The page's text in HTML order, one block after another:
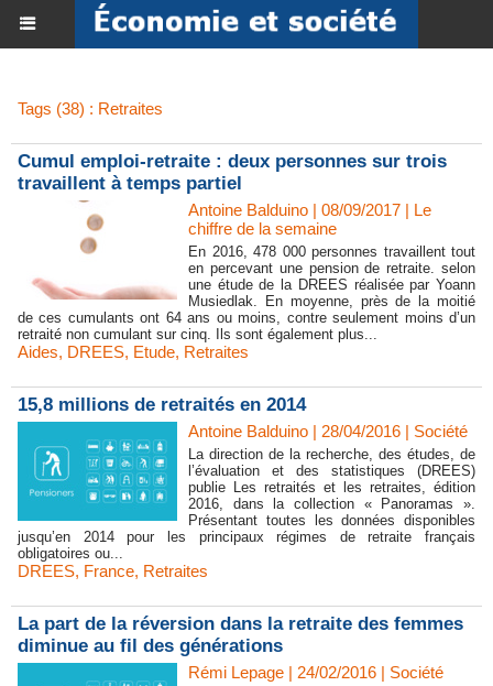
Tags (38) : Retraites
Cumul emploi-retraite : deux personnes sur trois
travaillent à temps partiel
Antoine Balduino | 08/09/2017 | Le
chiffre de la semaine
En 2016, 478 000 personnes travaillent tout
en percevant une pension de retraite. selon
une étude de la DREES réalisée par Yoann
Musiedlak. En moyenne, près de la moitié
de ces cumulants ont 64 ans ou moins, contre seulement moins d’un
retraité non cumulant sur cinq. Ils sont également plus...
Aides, DREES, Etude, Retraites
15,8 millions de retraités en 2014
Antoine Balduino | 28/04/2016 | Société
La direction de la recherche, des études, de
l’évaluation et des statistiques (DREES)
publie Les retraités et les retraites, édition
2016, dans la collection « Panoramas ».
Présentant toutes les données disponibles
jusqu’en 2014 pour les principaux régimes de retraite français
obligatoires ou...
DREES, France, Retraites
La part de la réversion dans la retraite des femmes
diminue au fil des générations
Rémi Lepage | 24/02/2016 | Société